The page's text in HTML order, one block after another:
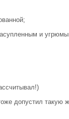
и
допустил такую